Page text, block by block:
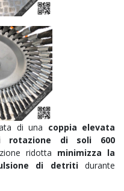
di una coppia elevata
rotazione di soli 600
ridotta minimizza la
di detritidurante